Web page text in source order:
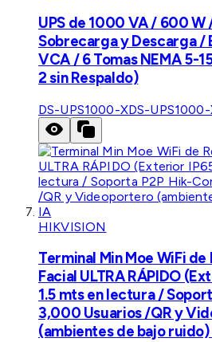
UPS de 1000 VA / 600
Sobrecarga y Descarga /
VCA / 6 Tomas NEMA 5-
2 sin Respaldo)
DS-UPS1000-XDS-
HIKVISION
Terminal Min Moe WiFi
Facial ULTRA RÁPIDO
1.5 mts en lectura /
3,000 Usuarios /QR y
(ambientes de bajo